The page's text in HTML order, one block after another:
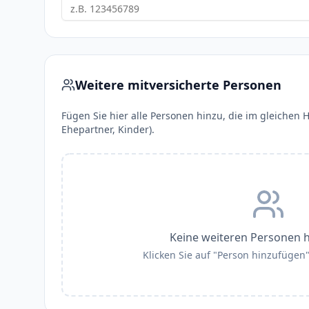
Weitere mitversicherte Personen
Fügen Sie hier alle Personen hinzu, die im gleichen
Ehepartner, Kinder).
Keine weiteren Personen
Klicken Sie auf "Person